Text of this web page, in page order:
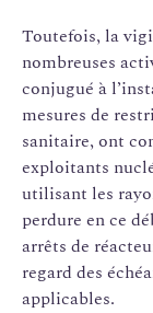
Toutefois, la
nombreuses
conjugué à
mesures de
sanitaire, ont
exploitants
utilisant les
perdure en ce
arrêts de
regard des
applicables.